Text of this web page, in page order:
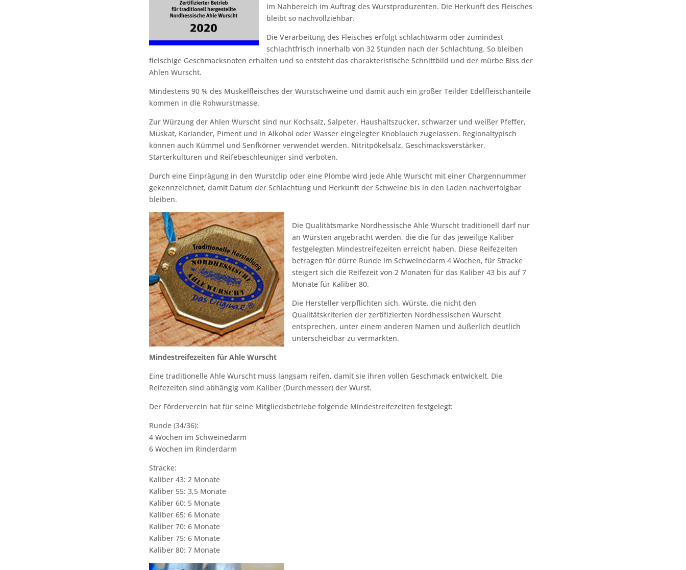
im Nahbereich im Auftrag des Wurstproduzenten. Die Herkunft des Fleisches
bleibt so nachvollziehbar.
Die Verarbeitung des Fleisches erfolgt schlachtwarm oder zumindest
schlachtfrisch innerhalb von 32 Stunden nach der Schlachtung. So bleiben
fleischige Geschmacksnoten erhalten und so entsteht das charakteristische Schnittbild und der mürbe Biss der
Ahlen Wurscht.
Mindestens 90 % des Muskelfleisches der Wurstschweine und damit auch ein großer Teilder Edelfleischanteile
kommen in die Rohwurstmasse.
Zur Würzung der Ahlen Wurscht sind nur Kochsalz, Salpeter, Haushaltszucker, schwarzer und weißer Pfeffer,
Muskat, Koriander, Piment und in Alkohol oder Wasser eingelegter Knoblauch zugelassen. Regionaltypisch
können auch Kümmel und Senfkörner verwendet werden. Nitritpökelsalz, Geschmacksverstärker,
Starterkulturen und Reifebeschleuniger sind verboten.
Durch eine Einprägung in den Wurstclip oder eine Plombe wird jede Ahle Wurscht mit einer Chargennummer
gekennzeichnet, damit Datum der Schlachtung und Herkunft der Schweine bis in den Laden nachverfolgbar
bleiben.
Die Qualitätsmarke Nordhessische Ahle Wurscht traditionell darf nur
an Würsten angebracht werden, die die für das jeweilige Kaliber
festgelegten Mindestreifezeiten erreicht haben. Diese Reifezeiten
betragen für dürre Runde im Schweinedarm 4 Wochen, für Stracke
steigert sich die Reifezeit von 2 Monaten für das Kaliber 43 bis auf 7
Monate für Kaliber 80.
Die Hersteller verpflichten sich, Würste, die nicht den
Qualitätskriterien der zertifizierten Nordhessischen Wurscht
entsprechen, unter einem anderen Namen und äußerlich deutlich
unterscheidbar zu vermarkten.
Mindestreifezeiten für Ahle Wurscht
Eine traditionelle Ahle Wurscht muss langsam reifen, damit sie ihren vollen Geschmack entwickelt. Die
Reifezeiten sind abhängig vom Kaliber (Durchmesser) der Wurst.
Der Förderverein hat für seine Mitgliedsbetriebe folgende Mindestreifezeiten festgelegt:
Runde (34/36):
4 Wochen im Schweinedarm
6 Wochen im Rinderdarm
Stracke:
Kaliber 43: 2 Monate
Kaliber 55: 3,5 Monate
Kaliber 60: 5 Monate
Kaliber 65: 6 Monate
Kaliber 70: 6 Monate
Kaliber 75: 6 Monate
Kaliber 80: 7 Monate